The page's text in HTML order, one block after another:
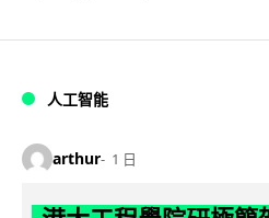
人工智能
arthur 1 日